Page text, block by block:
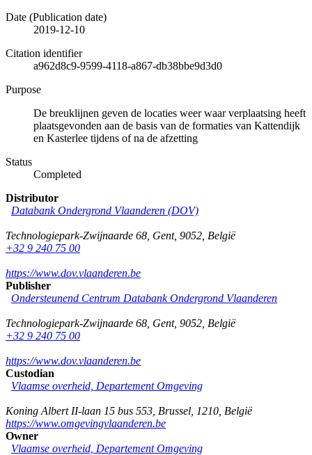
Date (Publication date)
2019-12-10
Citation identifier
a962d8c9-9599-4118-a867-db38bbe9d3d0
Purpose
De breuklijnen geven de locaties weer waar verplaatsing heeft
plaatsgevonden aan de basis van de formaties van Kattendijk
en Kasterlee tijdens of na de afzetting
Status
Completed
Distributor
Databank Ondergrond Vlaanderen (DOV)
Technologiepark-Zwijnaarde 68 Gent, 9052 België
+32 9 240 75 00
https://www.dov.vlaanderen.be
Publisher
Ondersteunend Centrum Databank Ondergrond Vlaanderen
Technologiepark-Zwijnaarde 68 Gent, 9052 België
+32 9 240 75 00
https://www.dov.vlaanderen.be
Custodian
Vlaamse overheid, Departement Omgeving
Koning Albert II-laan 15 bus 553 Brussel 1210 België
https://www.omgevingvlaanderen.be
Owner
Vlaamse overheid, Departement Omgeving